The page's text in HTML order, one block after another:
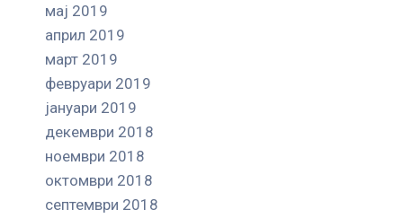
мај 2019
април 2019
март 2019
февруари 2019
јануари 2019
декември 2018
ноември 2018
октомври 2018
септември 2018